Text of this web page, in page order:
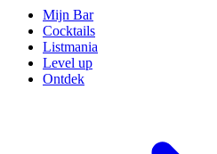
Mijn Bar
Cocktails
Listmania
Level up
Ontdek